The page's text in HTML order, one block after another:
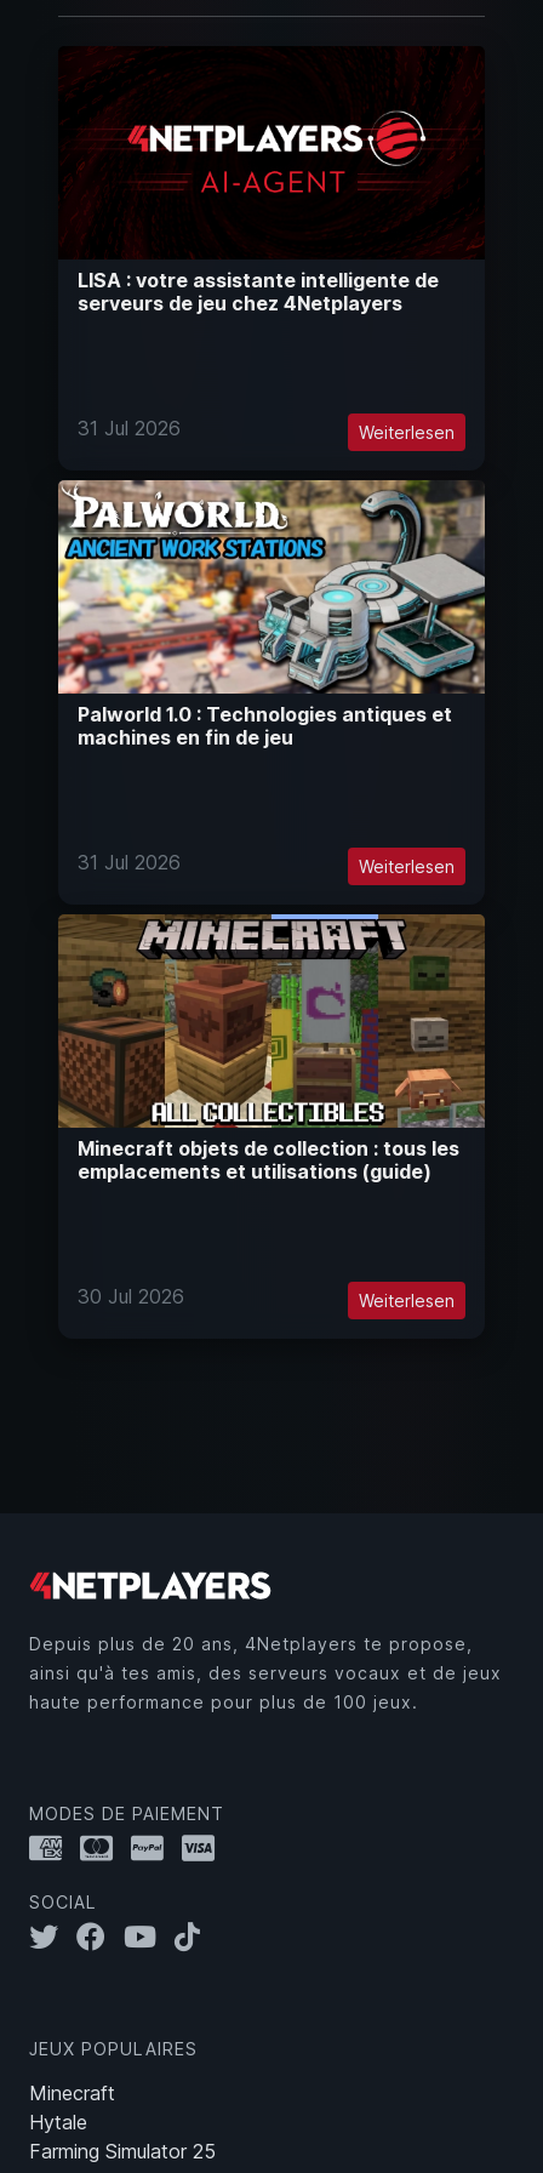
LISA : votre assistante intelligente de
serveurs de jeu chez 4Netplayers
31 Jul 2026 Weiterlesen
Palworld 1.0 : Technologies antiques et
machines en fin de jeu
31 Jul 2026 Weiterlesen
Minecraft objets de collection : tous les
emplacements et utilisations (guide)
30 Jul 2026 Weiterlesen
Depuis plus de 20 ans, 4Netplayers te propose,
ainsi qu'à tes amis, des serveurs vocaux et de jeux
haute performance pour plus de 100 jeux.
MODES DE PAIEMENT
SOCIAL
JEUX POPULAIRES
Minecraft
Hytale
Farming Simulator 25